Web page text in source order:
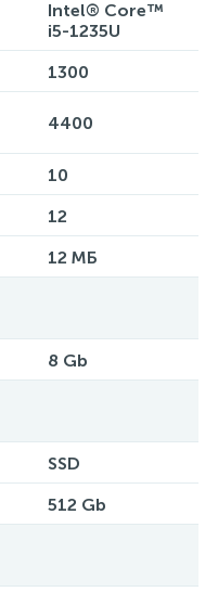
Intel® Core™
i5-1235U
1300
4400
10
12
12 МБ
8 Gb
SSD
512 Gb